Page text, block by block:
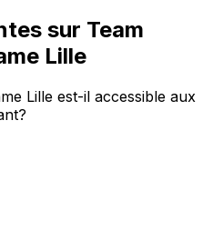
sur Team
Lille
Lille est-il accessible aux